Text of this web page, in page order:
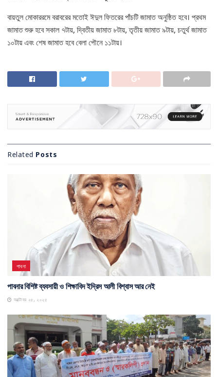
বায়তুল মোকাররমে বরাবরের মতোই ঈদুল ফিতরের পাঁচটি জামাত অনুষ্ঠিত হবে। প্রথম
জামাত শুরু হবে সকাল ৭টায়, দ্বিতীয় জামাত ৮টায়, তৃতীয় জামাত ৯টায়, চতুর্থ জামাত
১০টায় এবং শেষ জামাত হবে বেলা পৌনে ১১টায়।
Related Posts
পাবনা
পাবনার বিশিষ্ট ব্যবসায়ী ও শিক্ষাবিদ ইদ্রিস আলী বিশ্বাস আর নেই
অক্টোবর ২৫, ২০২৫